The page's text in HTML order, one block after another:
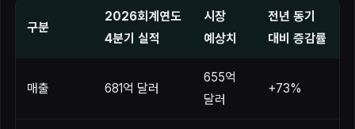
구분
2026회계연도
4분기 실적
시장
예상치
전년 동기
대비 증감률
매출 681억 달러
655억
달러
+73%